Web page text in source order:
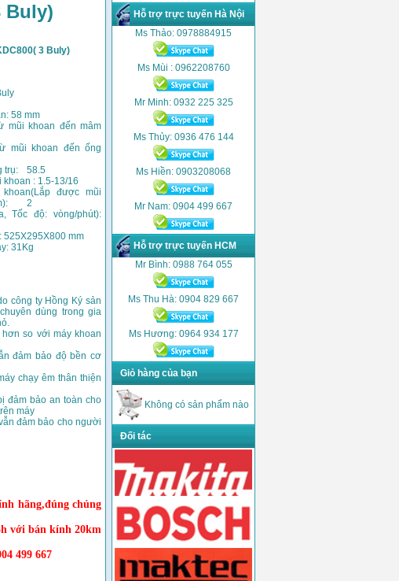
Buly)
3 Buly)
58 mm
mũi khoan đến mâm
mũi khoan đến ống
trụ:
58.5
: 1.5-13/16
được mũi
2
Tốc độ: vòng/phút):
525X295X800 mm
31Kg
công ty Hồng Ký sản
dùng trong gia
so với máy khoan
đảm bảo độ bền cơ
chạy êm thân thiện
đảm bảo an toàn cho
máy
đảm bảo cho người
hãng,đúng chủng
với bán kính 20km
499 667
Hỗ trợ trực tuyến Hà Nội
Ms Thảo: 0978884915
Ms Mùi : 0962208760
Mr Minh: 0932 225 325
Ms Thủy: 0936 476 144
Ms Hiền: 0903208068
Mr Nam: 0904 499 667
Hỗ trợ trực tuyến HCM
Mr Bình: 0988 764 055
Ms Thu Hà: 0904 829 667
Ms Hương: 0964 934 177
Giỏ hàng của bạn
Không có sản phẩm nào
Đối tác